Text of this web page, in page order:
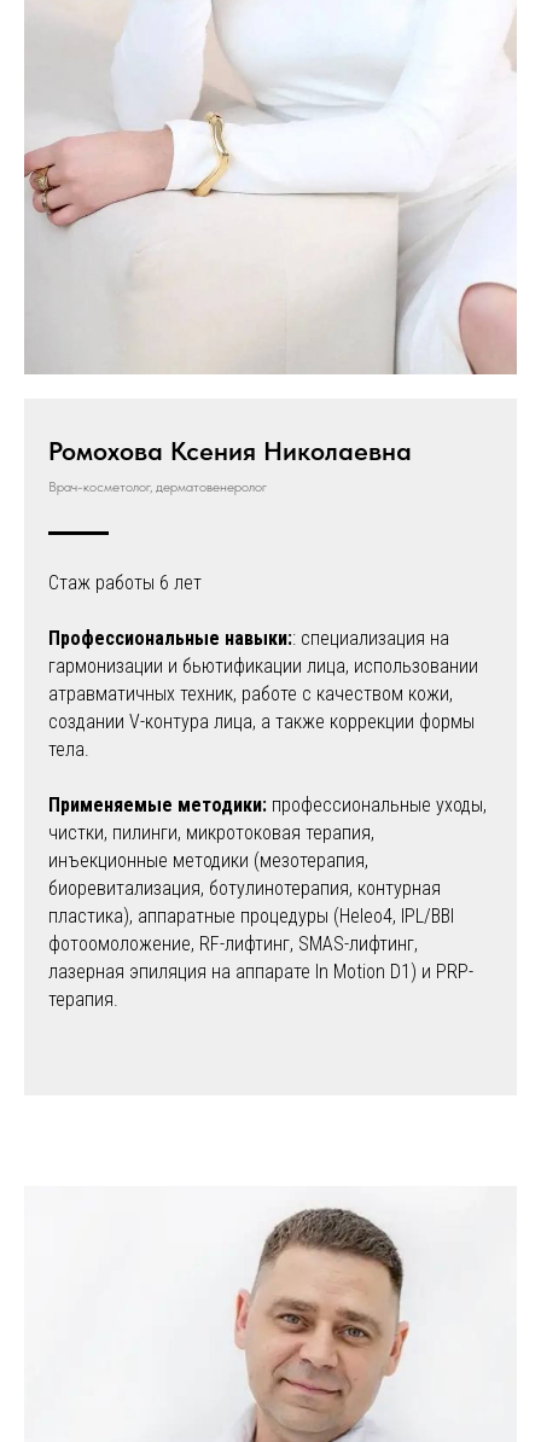
Ромохова Ксения Николаевна
Врач-косметолог, дерматовенеролог
Стаж работы 6 лет
Профессиональные навыки:: специализация на
гармонизации и бьютификации лица, использовании
атравматичных техник, работе с качеством кожи,
создании V-контура лица, а также коррекции формы
тела.
Применяемые методики: ⁠профессиональные уходы,
чистки, пилинги, микротоковая терапия,
инъекционные методики (мезотерапия,
биоревитализация, ботулинотерапия, контурная
пластика), аппаратные процедуры (Heleo4, IPL/BBI
фотоомоложение, RF-лифтинг, SMAS-лифтинг,
лазерная эпиляция на аппарате In Motion D1) и PRP-
терапия.